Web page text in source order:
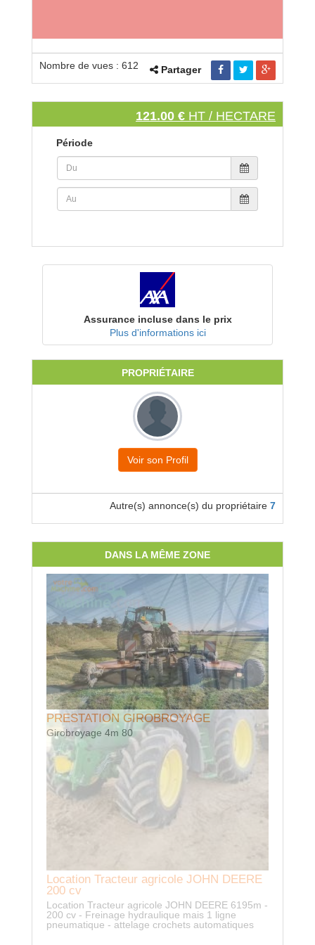
Nombre de vues : 612 Partager
121.00 € HT / HECTARE
Période
Assurance incluse dans le prix
Plus d'informations ici
PROPRIÉTAIRE
Voir son Profil
Autre(s) annonce(s) du propriétaire 7
DANS LA MÊME ZONE
Location Tracteur agricole JOHN DEERE
200 cv
Location Tracteur agricole JOHN DEERE 6195m -
200 cv - Freinage hydraulique mais 1 ligne
pneumatique - attelage crochets automatiques
PRESTATION GIROBROYAGE
Girobroyage 4m 80